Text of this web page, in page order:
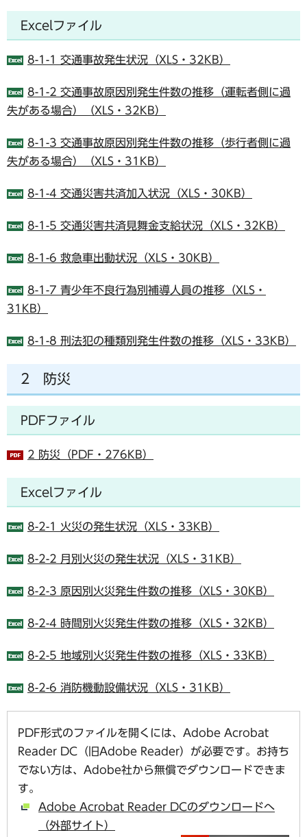
Excelファイル
8-1-1 交通事故発生状況（XLS・32KB）
8-1-2 交通事故原因別発生件数の推移（運転者側に過
失がある場合）（XLS・32KB）
8-1-3 交通事故原因別発生件数の推移（歩行者側に過
失がある場合）（XLS・31KB）
8-1-4 交通災害共済加入状況（XLS・30KB）
8-1-5 交通災害共済見舞金支給状況（XLS・32KB）
8-1-6 救急車出動状況（XLS・30KB）
8-1-7 青少年不良行為別補導人員の推移（XLS・
31KB）
8-1-8 刑法犯の種類別発生件数の推移（XLS・33KB）
2 防災
PDFファイル
2 防災（PDF・276KB）
Excelファイル
8-2-1 火災の発生状況（XLS・33KB）
8-2-2 月別火災の発生状況（XLS・31KB）
8-2-3 原因別火災発生件数の推移（XLS・30KB）
8-2-4 時間別火災発生件数の推移（XLS・32KB）
8-2-5 地域別火災発生件数の推移（XLS・33KB）
8-2-6 消防機動設備状況（XLS・31KB）
PDF形式のファイルを開くには、Adobe Acrobat
Reader DC（旧Adobe Reader）が必要です。お持ち
でない方は、Adobe社から無償でダウンロードできま
す。
Adobe Acrobat Reader DCのダウンロードへ
（外部サイト）